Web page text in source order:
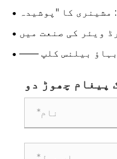
کیا بناتا ہے؟
مشینری کا "پوشیدہ
ویئر کی صنعت میں
اپ گریڈ کو
بیلنس کلپ ——
خاموشی کی فراہمی
پیغام چھوڑ دو